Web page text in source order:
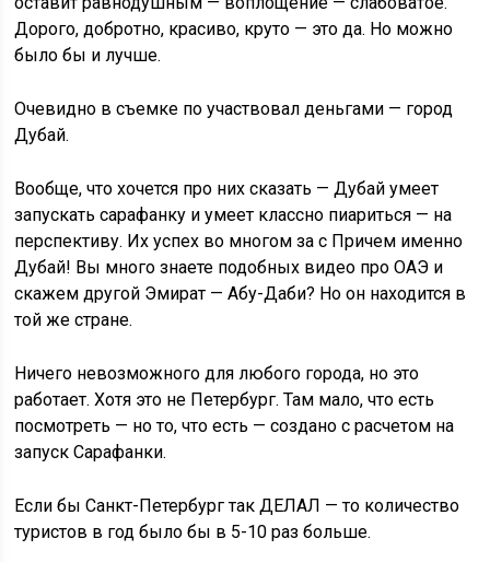
Дорого, добротно, красиво, круто — это да. Но можно
было бы и лучше.
Очевидно в съемке по участвовал деньгами — город
Дубай.
Вообще, что хочется про них сказать — Дубай умеет
запускать сарафанку и умеет классно пиариться — на
перспективу. Их успех во многом за с Причем именно
Дубай! Вы много знаете подобных видео про ОАЭ и
скажем другой Эмират — Абу-Даби? Но он находится в
той же стране.
Ничего невозможного для любого города, но это
работает. Хотя это не Петербург. Там мало, что есть
посмотреть — но то, что есть — создано с расчетом на
запуск Сарафанки.
Если бы Санкт-Петербург так ДЕЛАЛ — то количество
туристов в год было бы в 5-10 раз больше.